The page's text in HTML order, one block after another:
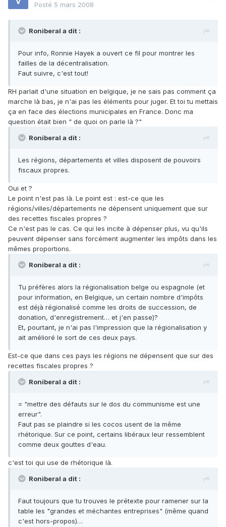
Posté 5 mars 2008
Roniberal a dit :
Pour info, Ronnie Hayek a ouvert ce fil pour montrer les
failles de la décentralisation.
Faut suivre, c'est tout!
RH parlait d'une situation en belgique, je ne sais pas comment ça
marche là bas, je n'ai pas les éléments pour juger. Et toi tu mettais
ça en face des élections municipales en France. Donc ma
question était bien " de quoi on parle là ?"
Roniberal a dit :
Les régions, départements et villes disposent de pouvoirs
fiscaux propres.
Oui et ?
Le point n'est pas là. Le point est : est-ce que les
régions/villes/départements ne dépensent uniquement que sur
des recettes fiscales propres ?
Ce n'est pas le cas. Ce qui les incite à dépenser plus, vu qu'ils
peuvent dépenser sans forcément augmenter les impôts dans les
mêmes proportions.
Roniberal a dit :
Tu préfères alors la régionalisation belge ou espagnole (et
pour information, en Belgique, un certain nombre d'impôts
est déjà régionalisé comme les droits de succession, de
donation, d'enregistrement… et j'en passe)?
Et, pourtant, je n'ai pas l'impression que la régionalisation y
ait amélioré le sort de ces deux pays.
Est-ce que dans ces pays les régions ne dépensent que sur des
recettes fiscales propres ?
Roniberal a dit :
= "mettre des défauts sur le dos du communisme est une
erreur".
Faut pas se plaindre si les cocos usent de la même
rhétorique. Sur ce point, certains libéraux leur ressemblent
comme deux gouttes d'eau.
c'est toi qui use de rhétorique là.
Roniberal a dit :
Faut toujours que tu trouves le prétexte pour ramener sur la
table les "grandes et méchantes entreprises" (même quand
c'est hors-propos)…